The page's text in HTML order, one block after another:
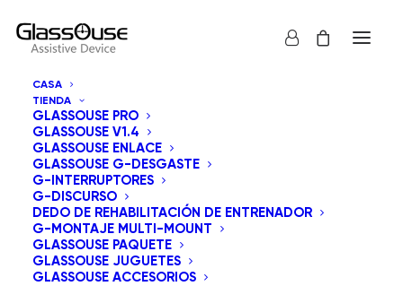
CASA
TIENDA
GLASSOUSE PRO
GLASSOUSE V1.4
GLASSOUSE ENLACE
GLASSOUSE G-DESGASTE
G-INTERRUPTORES
G-DISCURSO
DEDO DE REHABILITACIÓN DE ENTRENADOR
G-MONTAJE MULTI-MOUNT
GLASSOUSE PAQUETE
GLASSOUSE JUGUETES
GLASSOUSE ACCESORIOS